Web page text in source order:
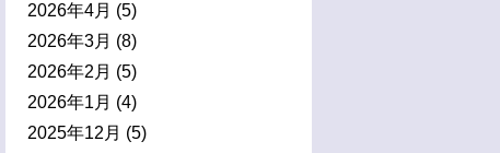
2026年4月 (5)
2026年3月 (8)
2026年2月 (5)
2026年1月 (4)
2025年12月 (5)